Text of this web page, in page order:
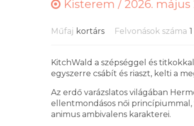
Kisterem / 2026. május
Műfaj kortárs Felvonások száma 1
KitchWald a szépséggel és
egyszerre csábít és riaszt, kelti a
Az erdő varázslatos világában
ellentmondásos női princípiummal,
animus ambivalens karakterei.